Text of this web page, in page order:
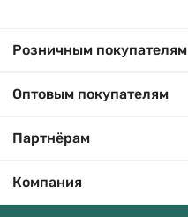
Розничным покупателям
Оптовым покупателям
Партнёрам
Компания